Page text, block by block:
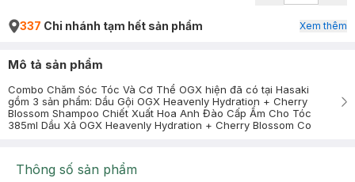
337 Chi nhánh tạm hết sản phẩm Xem thêm
Mô tả sản phẩm
Combo Chăm Sóc Tóc Và Cơ Thể OGX hiện đã có tại Hasaki
gồm 3 sản phẩm: Dầu Gội OGX Heavenly Hydration + Cherry
Blossom Shampoo Chiết Xuất Hoa Anh Đào Cấp Ẩm Cho Tóc
385ml Dầu Xả OGX Heavenly Hydration + Cherry Blossom Co
Thông số sản phẩm